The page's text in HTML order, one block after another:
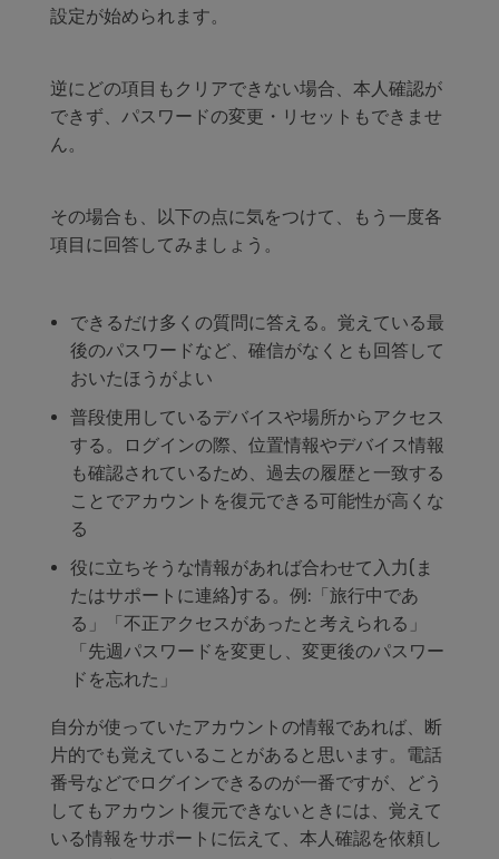
設定が始められます。
逆にどの項目もクリアできない場合、本人確認が
できず、パスワードの変更・リセットもできませ
ん。
その場合も、以下の点に気をつけて、もう一度各
項目に回答してみましょう。
できるだけ多くの質問に答える。覚えている最
後のパスワードなど、確信がなくとも回答して
おいたほうがよい
普段使用しているデバイスや場所からアクセス
する。ログインの際、位置情報やデバイス情報
も確認されているため、過去の履歴と一致する
ことでアカウントを復元できる可能性が高くな
る
役に立ちそうな情報があれば合わせて入力( ま
たはサポートに連絡)する。例: 「旅行中であ
る」「不正アクセスがあったと考えられる」
「先週パスワードを変更し、変更後のパスワー
ドを忘れた」
自分が使っていたアカウントの情報であれば、断
片的でも覚えていることがあると思います。 電話
番号などでログインできるのが一番ですが、どう
してもアカウント復元できないときには、覚えて
いる情報をサポートに伝えて、本人確認を依頼し